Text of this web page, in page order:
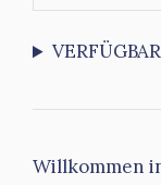
Willkommen